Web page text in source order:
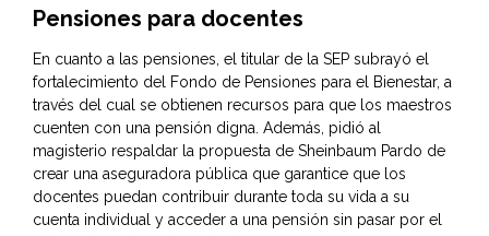
Pensiones para docentes
En cuanto a las pensiones, el titular de la SEP subrayó el
fortalecimiento del Fondo de Pensiones para el Bienestar, a
través del cual se obtienen recursos para que los maestros
cuenten con una pensión digna. Además, pidió al
magisterio respaldar la propuesta de Sheinbaum Pardo de
crear una aseguradora pública que garantice que los
docentes puedan contribuir durante toda su vida a su
cuenta individual y acceder a una pensión sin pasar por el